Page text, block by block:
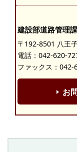
建設部道路管理課
〒192-8501 八王
電話： 042-620-
ファックス：042-
お